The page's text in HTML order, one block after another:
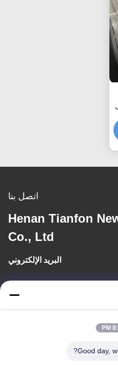
اتصل بنا
Henan Tianfon
Co., Ltd
البريد الإلكتروني
Good day,